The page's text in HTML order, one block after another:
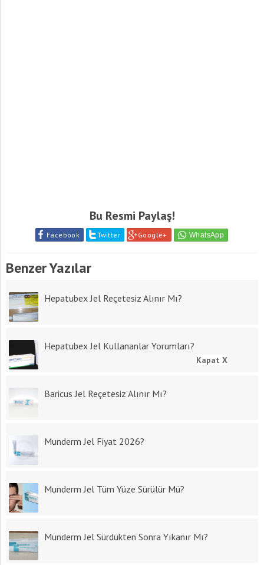
Bu Resmi Paylaş!
Facebook Twitter Google+
Benzer Yazılar
Hepatubex Jel Reçetesiz Alınır Mı?
Hepatubex Jel Kullananlar Yorumları?
Baricus Jel Reçetesiz Alınır Mı?
Munderm Jel Fiyat 2026?
Munderm Jel Tüm Yüze Sürülür Mü?
Munderm Jel Sürdükten Sonra Yıkanır Mı?
Kapat X